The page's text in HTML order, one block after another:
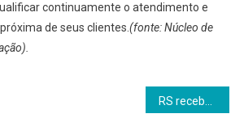
continuamente o atendimento e
de seus clientes.(fonte: Núcleo de
RS recebe novo lote de vacinas da gripe e Estado reforça envio aos municípios